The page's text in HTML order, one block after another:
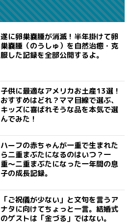
遂に卵巣嚢腫が消滅！半年掛けて卵
巣嚢腫（のうしゅ）を自然治癒・克
服した記録を全部公開するよ。
子供に最適なアメリカお土産13選！
おすすめはどれ？ママ目線で選ぶ、
キッズに喜ばれそうな品を本気で選
んでみた！
ハーフの赤ちゃんが一重で生まれた
ら二重まぶたになるのはいつ？一
重〜二重まぶたになった一年間の息
子の成長記録。
「ご祝儀が少ない」と文句を言うア
ナタに向けてちょっと一言。結婚式
のゲストは「金づる」ではない。